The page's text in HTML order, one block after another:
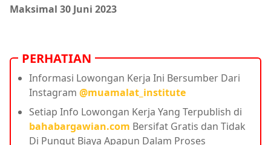
Maksimal 30 Juni 2023
PERHATIAN
Informasi Lowongan Kerja Ini Bersumber Dari
Instagram @muamalat_institute
Setiap Info Lowongan Kerja Yang Terpublish di
bahabargawian.com Bersifat Gratis dan Tidak
Di Pungut Biaya Apapun Dalam Proses